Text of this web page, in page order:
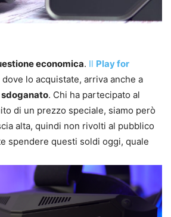
economica. Il Play for
dove lo acquistate, arriva anche a
. Chi ha partecipato al
di un prezzo speciale, siamo però
alta, quindi non rivolti al pubblico
spendere questi soldi oggi, quale